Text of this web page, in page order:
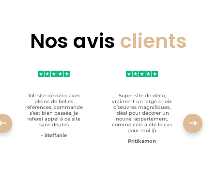
Nos avis clients
Joli site de déco avec
pleins de belles
références, commande
s’est bien passée, je
referai appel à ce site
sans doutes
– Steffanie
Super site de déco,
vraiment un large choix
d’œuvres magnifiques,
idéal pour décorer un
nouvel appartement,
comme cela a été le cas
pour moi 👍
Pritikamon